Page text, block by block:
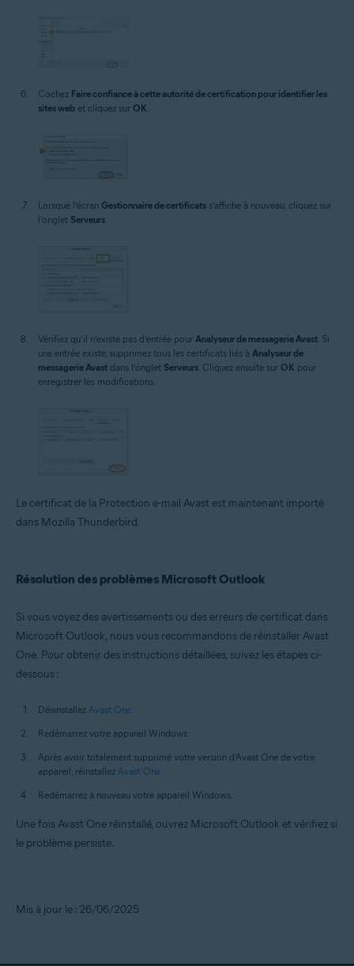
Cochez Faire confiance à cette autorité de certification pour identifier les
sites web et cliquez sur OK.
Lorsque l’écran Gestionnaire de certificats s’affiche à nouveau, cliquez sur
l’onglet Serveurs
Vérifiez qu’il n’existe pas d’entrée pour Analyseur de messagerie Avast. Si
une entrée existe, supprimez tous les certificats liés à Analyseur de
messagerie Avast dans l’onglet Serveurs. Cliquez ensuite sur OK pour
enregistrer les modifications.
Le certificat de la Protection e-mail Avast est maintenant importé
dans Mozilla Thunderbird.
Résolution des problèmes Microsoft Outlook
Si vous voyez des avertissements ou des erreurs de certificat dans
Microsoft Outlook, nous vous recommandons de réinstaller Avast
One. Pour obtenir des instructions détaillées, suivez les étapes ci-
dessous :
Désinstallez Avast One.
Redémarrez votre appareil Windows.
Après avoir totalement supprimé votre version d’Avast One de votre
appareil, réinstallez Avast One.
Redémarrez à nouveau votre appareil Windows.
Une fois Avast One réinstallé, ouvrez Microsoft Outlook et vérifiez si
le problème persiste.
Mis à jour le : 26/06/2025